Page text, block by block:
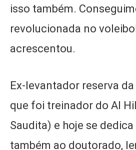
isso também.
revolucionada no
acrescentou.
Ex-levantador reserva
que foi treinador do Al
Saudita) e hoje se
também ao doutorado,